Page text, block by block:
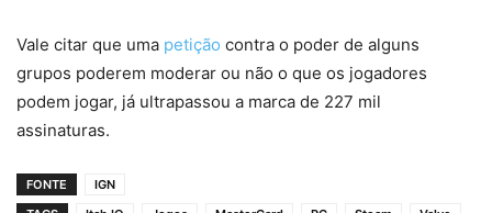
Vale citar que uma petição contra o poder de alguns
grupos poderem moderar ou não o que os jogadores
podem jogar, já ultrapassou a marca de 227 mil
assinaturas.
FONTE
IGN